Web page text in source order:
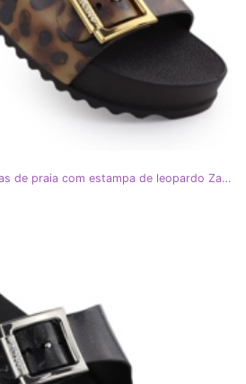
Flip de mulheres com fivelas de praia com estampa de leopardo Zaxy RR285059 marrom